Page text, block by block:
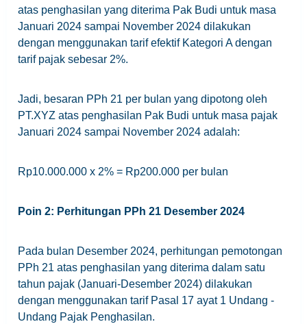
atas penghasilan yang diterima Pak Budi untuk masa
Januari 2024 sampai November 2024 dilakukan
dengan menggunakan tarif efektif Kategori A dengan
tarif pajak sebesar 2%.
Jadi, besaran PPh 21 per bulan yang dipotong oleh
PT.XYZ atas penghasilan Pak Budi untuk masa pajak
Januari 2024 sampai November 2024 adalah:
Rp10.000.000 x 2% = Rp200.000 per bulan
Poin 2: Perhitungan PPh 21 Desember 2024
Pada bulan Desember 2024, perhitungan pemotongan
PPh 21 atas penghasilan yang diterima dalam satu
tahun pajak (Januari-Desember 2024) dilakukan
dengan menggunakan tarif Pasal 17 ayat 1 Undang -
Undang Pajak Penghasilan.